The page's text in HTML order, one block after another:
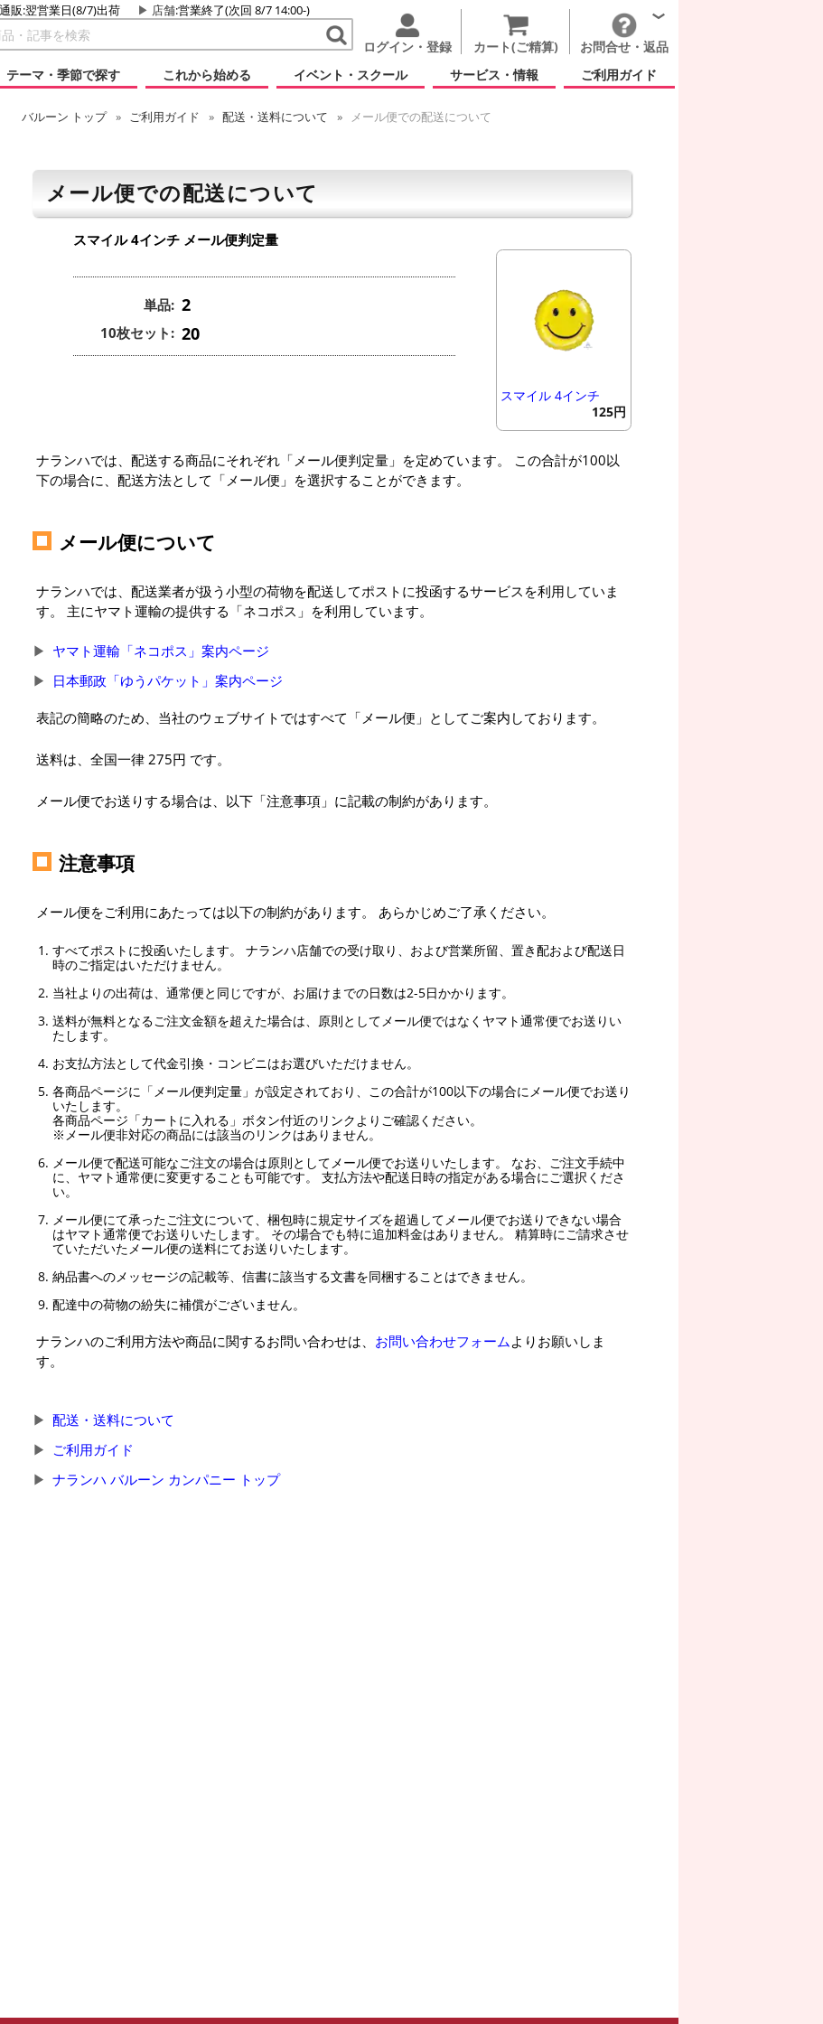
通販:翌営業日(8/7)出荷 店舗:営業終了(次回 8/7 14:00-)
ログイン・登録 カート(ご精算)
お問合せ・返品
テーマ・季節で探す
これから始める イベント・スクール サービス・情報 ご利用ガイド
バルーン トップ ご利用ガイド 配送・送料について メール便での配送について
メール便での配送について
スマイル 4インチ メール便判定量
単品: 2
10枚セット: 20
スマイル 4インチ
125円
ナランハでは、配送する商品にそれぞれ「メール便判定量」を定めています。 この合計が100以
下の場合に、配送方法として「メール便」を選択することができます。
メール便について
ナランハでは、配送業者が扱う小型の荷物を配送してポストに投函するサービスを利用していま
す。 主にヤマト運輸の提供する「ネコポス」を利用しています。
ヤマト運輸「ネコポス」案内ページ
日本郵政「ゆうパケット」案内ページ
表記の簡略のため、当社のウェブサイトではすべて「メール便」としてご案内しております。
送料は、全国一律 275円 です。
メール便でお送りする場合は、以下「注意事項」に記載の制約があります。
注意事項
メール便をご利用にあたっては以下の制約があります。 あらかじめご了承ください。
すべてポストに投函いたします。 ナランハ店舗での受け取り、および営業所留、置き配および配送日
時のご指定はいただけません。
当社よりの出荷は、通常便と同じですが、お届けまでの日数は2-5日かかります。
送料が無料となるご注文金額を超えた場合は、原則としてメール便ではなくヤマト通常便でお送りい
たします。
お支払方法として代金引換・コンビニはお選びいただけません。
各商品ページに「メール便判定量」が設定されており、この合計が100以下の場合にメール便でお送り
いたします。
各商品ページ「カートに入れる」ボタン付近のリンクよりご確認ください。
※メール便非対応の商品には該当のリンクはありません。
メール便で配送可能なご注文の場合は原則としてメール便でお送りいたします。 なお、ご注文手続中
に、ヤマト通常便に変更することも可能です。 支払方法や配送日時の指定がある場合にご選択くださ
い。
メール便にて承ったご注文について、梱包時に規定サイズを超過してメール便でお送りできない場合
はヤマト通常便でお送りいたします。 その場合でも特に追加料金はありません。 精算時にご請求させ
ていただいたメール便の送料にてお送りいたします。
納品書へのメッセージの記載等、信書に該当する文書を同梱することはできません。
配達中の荷物の紛失に補償がございません。
ナランハのご利用方法や商品に関するお問い合わせは、 お問い合わせフォームよりお願いしま
す。
配送・送料について
ご利用ガイド
ナランハ バルーン カンパニー トップ